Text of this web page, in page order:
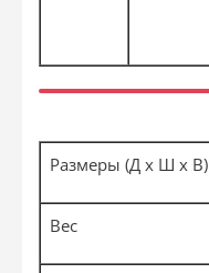
Размеры (Д х Ш х В)
Вес